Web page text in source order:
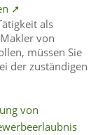
➚
als
von
müssen Sie
der zuständigen
von